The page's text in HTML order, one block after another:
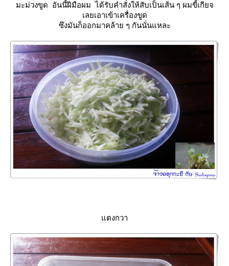
มะม่วงขูด อันนี้ฝีมือผม ได้รับคำสั่งให้สับเป็นเส้น ๆ ผมขี้เกียจ
เลยเอาเข้าเครื่องขูด
ซึงมันก็ออกมาคล้าย ๆ กันนั่นแหละ
ตงกวา